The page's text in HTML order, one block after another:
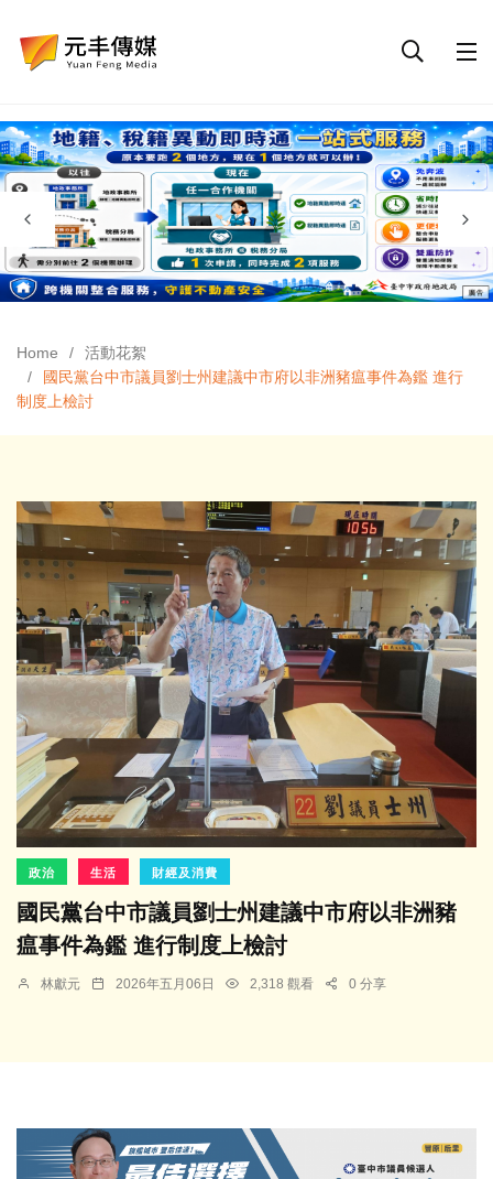
Home
活動花絮
國民黨台中市議員劉士州建議中市府以非洲豬瘟事件為鑑 進行
制度上檢討
政治 生活 財經及消費
國民黨台中市議員劉士州建議中市府以非洲豬
瘟事件為鑑 進行制度上檢討
林獻元 2026年五月06日 2,318 觀看 0 分享